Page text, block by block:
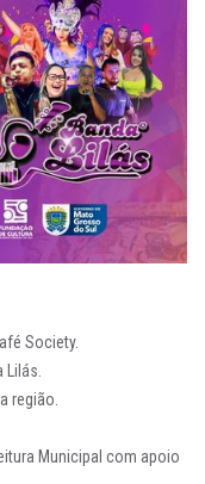
Society.
região.
Municipal com apoio